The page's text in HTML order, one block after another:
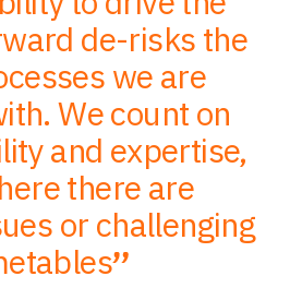
de-risks the
we are
We count on
and expertise,
there are
or challenging